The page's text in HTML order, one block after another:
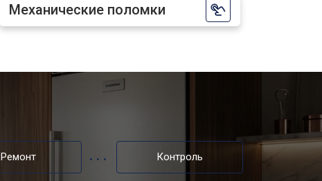
Механические поломки
Ремонт Контроль